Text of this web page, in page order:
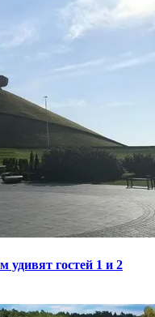
гостей 1 и 2